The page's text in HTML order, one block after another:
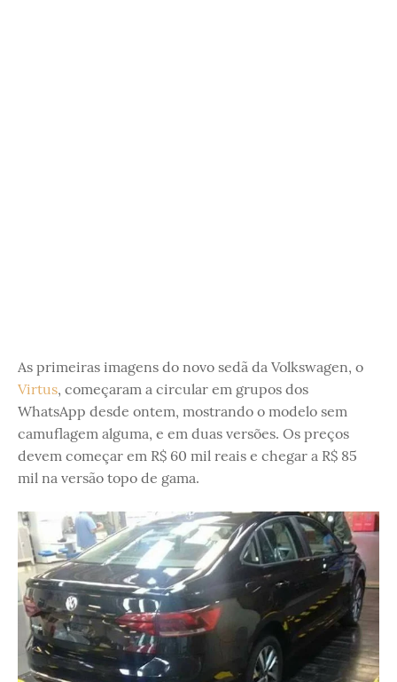
As primeiras imagens do novo sedã da Volkswagen, o
Virtus, começaram a circular em grupos dos
WhatsApp desde ontem, mostrando o modelo sem
camuflagem alguma, e em duas versões. Os preços
devem começar em R$ 60 mil reais e chegar a R$ 85
mil na versão topo de gama.